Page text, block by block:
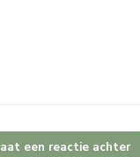
een reactie achter